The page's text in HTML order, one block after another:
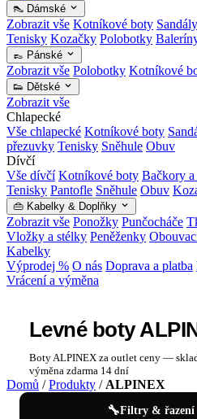
👠 Dámské
Zobrazit vše Kotníkové boty Sandály
Tenisky Kozačky Polobotky
👞 Pánské
Zobrazit vše Polobotky Kotníkové
👟 Dětské
Zobrazit vše
Chlapecké
Vše chlapecké Kotníkové boty
přezuvky Tenisky Sněhule Obuv
Dívčí
Vše dívčí Kotníkové boty Bačkory
Tenisky Pantofle Sněhule Obuv
👜 Kabelky & Doplňky
Zobrazit vše Ponožky Punčocháče
Vložky a stélky Peněženky
Kabelky
Výprodej % O nás Doprava a platba
Vrácení a výměna
Levné boty
Boty ALPINEX za outlet ceny —
výměna zdarma 14 dní
Domů / Produkty / ALPINEX
🔧Filtry & řazení